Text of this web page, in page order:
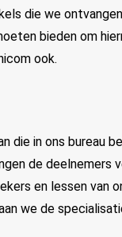
die we
bieden om
ook.
in ons bureau
de deelnemers
en lessen van
we de